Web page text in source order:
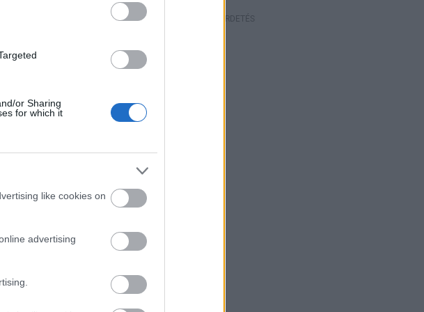
or Sharing
for which it
like cookies on
advertising
vettek
HIRDETÉS